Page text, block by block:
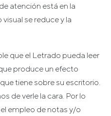
atención está en la
se reduce y la
que el Letrado pueda leer
produce un efecto
tiene sobre su escritorio.
de verle la cara. Por lo
empleo de notas y/o